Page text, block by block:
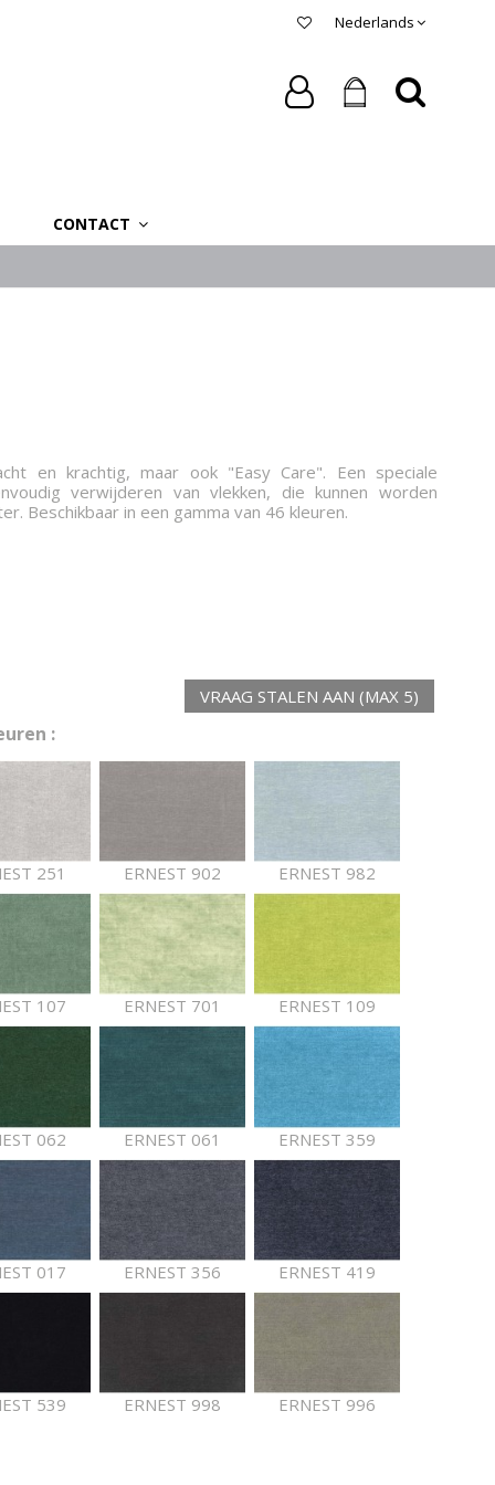
Nederlands
CONTACT
en krachtig, maar ook "Easy Care". Een speciale
verwijderen van vlekken, die kunnen worden
Beschikbaar in een gamma van 46 kleuren.
VRAAG STALEN AAN (MAX 5)
:
251 ERNEST 902 ERNEST 982
107 ERNEST 701 ERNEST 109
062 ERNEST 061 ERNEST 359
017 ERNEST 356 ERNEST 419
539 ERNEST 998 ERNEST 996